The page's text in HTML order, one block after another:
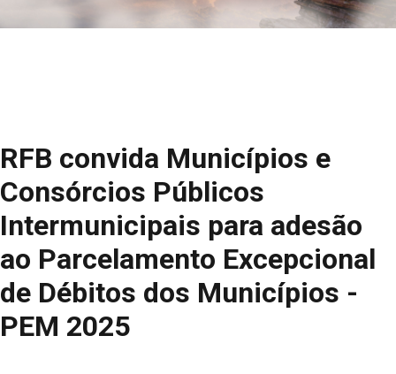
RFB convida Municípios e
Consórcios Públicos
Intermunicipais para adesão
ao Parcelamento Excepcional
de Débitos dos Municípios -
PEM 2025